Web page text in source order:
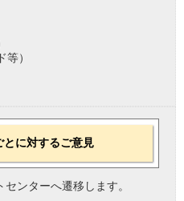
等）
とに対するご意見
ンターへ遷移します。